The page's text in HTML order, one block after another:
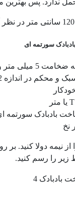
ندارد. پس بهترین
سورتمه ای
به ارتفاع 120 سانتی متر.
در اندازه 72*120 سانتی متر
Tیا متر
بادبادک سورتمه
نخ
را از نیمه دولا
را رسم کنید.